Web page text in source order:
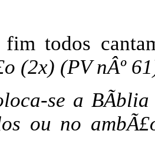
fim todos
(2x) (PV nÂº
se a
ou no